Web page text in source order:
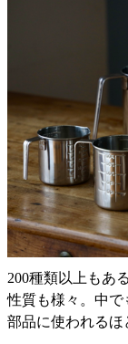
200種類以上もあ
性質も様々。中で
部品に使われるほ